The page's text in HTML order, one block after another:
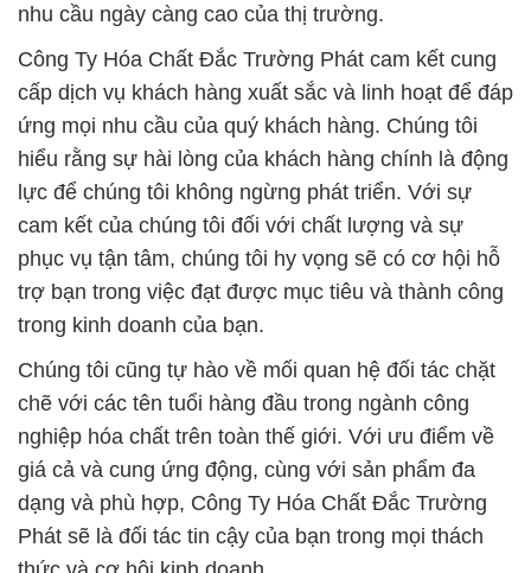
nhu cầu ngày càng cao của thị trường.
Công Ty Hóa Chất Đắc Trường Phát cam kết cung
cấp dịch vụ khách hàng xuất sắc và linh hoạt để đáp
ứng mọi nhu cầu của quý khách hàng. Chúng tôi
hiểu rằng sự hài lòng của khách hàng chính là động
lực để chúng tôi không ngừng phát triển. Với sự
cam kết của chúng tôi đối với chất lượng và sự
phục vụ tận tâm, chúng tôi hy vọng sẽ có cơ hội hỗ
trợ bạn trong việc đạt được mục tiêu và thành công
trong kinh doanh của bạn.
Chúng tôi cũng tự hào về mối quan hệ đối tác chặt
chẽ với các tên tuổi hàng đầu trong ngành công
nghiệp hóa chất trên toàn thế giới. Với ưu điểm về
giá cả và cung ứng động, cùng với sản phẩm đa
dạng và phù hợp, Công Ty Hóa Chất Đắc Trường
Phát sẽ là đối tác tin cậy của bạn trong mọi thách